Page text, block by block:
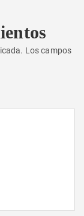
Los campos